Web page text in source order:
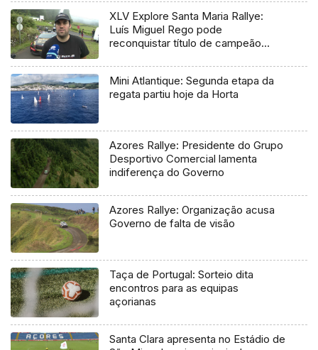
XLV Explore Santa Maria Rallye:
Luís Miguel Rego pode
reconquistar título de campeão
Mini Atlantique: Segunda etapa da
regata partiu hoje da Horta
Azores Rallye: Presidente do Grupo
Desportivo Comercial lamenta
indiferença do Governo
Azores Rallye: Organização acusa
Governo de falta de visão
Taça de Portugal: Sorteio dita
encontros para as equipas
açorianas
Santa Clara apresenta no Estádio de